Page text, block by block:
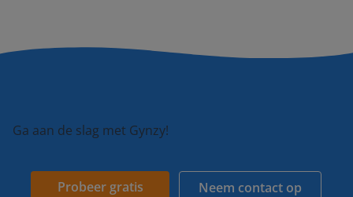
Ga aan de slag met Gynzy!
Probeer gratis Neem contact op